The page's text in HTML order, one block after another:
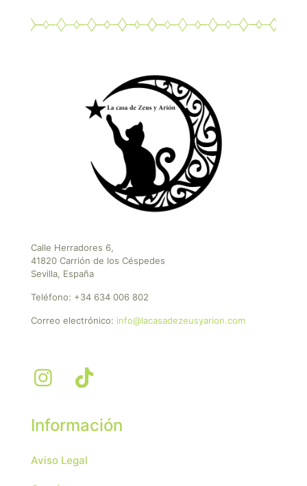
Calle Herradores 6,
41820 Carrión de los Céspedes
Sevilla, España
Teléfono: +34 634 006 802
Correo electrónico: info@lacasadezeusyarion.com
Información
Aviso Legal